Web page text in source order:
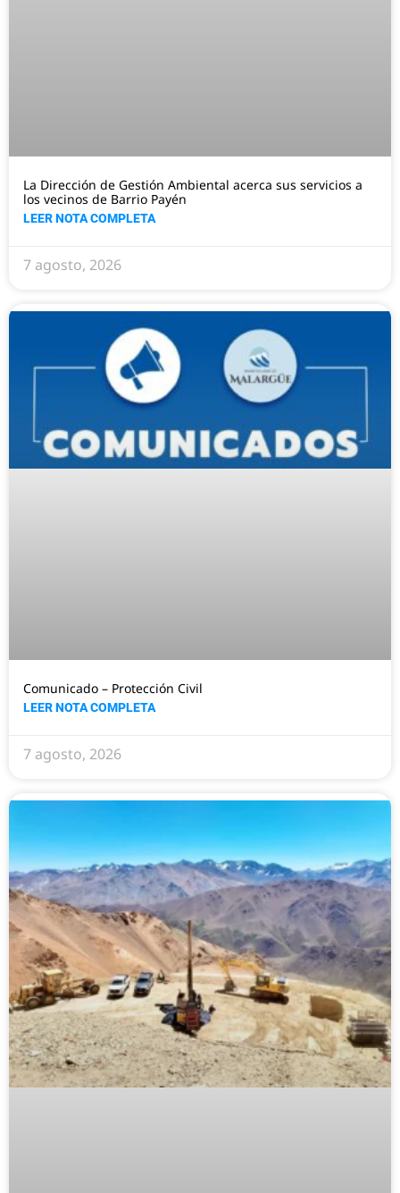
La Dirección de Gestión Ambiental acerca sus servicios a
los vecinos de Barrio Payén
LEER NOTA COMPLETA
7 agosto, 2026
Comunicado – Protección Civil
LEER NOTA COMPLETA
7 agosto, 2026